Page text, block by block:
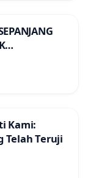
Kami:
Telah Teruji